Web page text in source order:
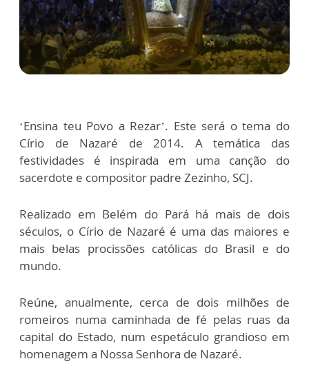
‘Ensina teu Povo a Rezar’. Este será o tema do
Círio de Nazaré de 2014. A temática das
festividades é inspirada em uma canção do
sacerdote e compositor padre Zezinho, SCJ.
Realizado em Belém do Pará há mais de dois
séculos, o Círio de Nazaré é uma das maiores e
mais belas procissões católicas do Brasil e do
mundo.
Reúne, anualmente, cerca de dois milhões de
romeiros numa caminhada de fé pelas ruas da
capital do Estado, num espetáculo grandioso em
homenagem a Nossa Senhora de Nazaré.